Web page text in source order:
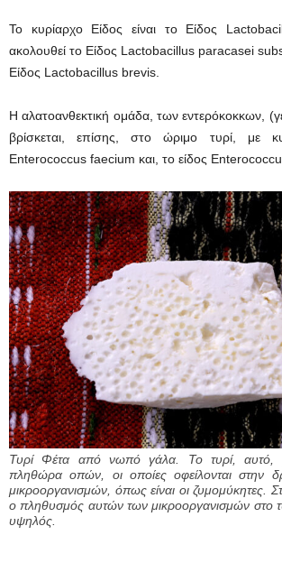
Το κυρίαρχο Είδος είναι το Είδος
ακολουθεί το Είδος Lactobacillus paracasei
Είδος Lactobacillus brevis.
Η αλατοανθεκτική ομάδα, των εντερόκοκκων,
βρίσκεται, επίσης, στο ώριμο τυρί, με
Enterococcus faecium και, το είδος
Τυρί Φέτα από νωπό γάλα. Το τυρί, αυτό,
πληθώρα οπών, οι οποίες οφείλονται στην
μικροοργανισμών, όπως είναι οι ζυμομύκητες.
ο πληθυσμός αυτών των μικροοργανισμών στο
υψηλός.